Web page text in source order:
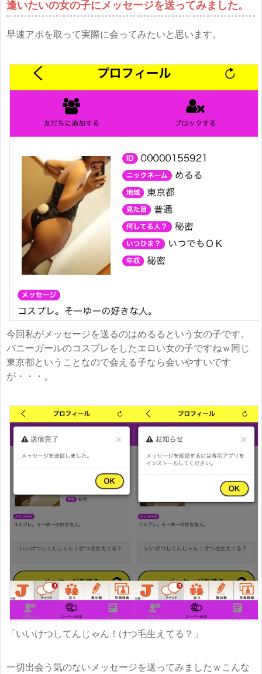
逢いたいの女の子にメッセージを送ってみました。
早速アポを取って実際に会ってみたいと思います。
今回私がメッセージを送るのはめるるという女の子です。
バニーガールのコスプレをしたエロい女の子ですねｗ同じ
東京都ということなので会える子なら会いやすいです
が・・・。
「いいけつしてんじゃん！けつ毛生えてる？」
一切出会う気のないメッセージを送ってみましたｗこんな